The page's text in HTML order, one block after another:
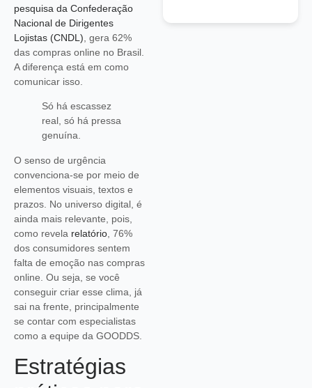
pesquisa da Confederação
Nacional de Dirigentes
Lojistas (CNDL) , gera 62%
das compras online no Brasil.
A diferença está em como
comunicar isso.
Só há escassez
real, só há pressa
genuína.
O senso de urgência
convenciona-se por meio de
elementos visuais, textos e
prazos. No universo digital, é
ainda mais relevante, pois,
como revela relatório , 76%
dos consumidores sentem
falta de emoção nas compras
online. Ou seja, se você
conseguir criar esse clima, já
sai na frente, principalmente
se contar com especialistas
como a equipe da GOODDS.
Estratégias